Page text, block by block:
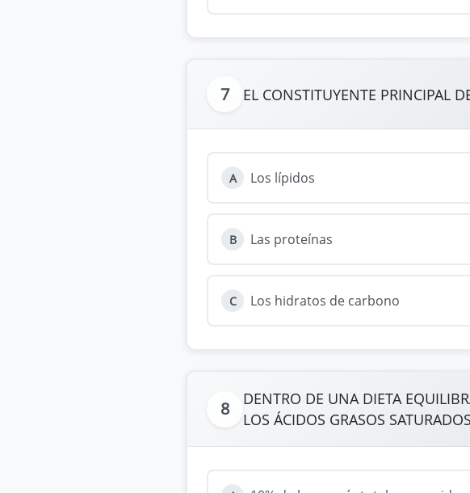
7 EL CONSTITUYENTE PRINCIPAL
A Los lípidos
B Las proteínas
C Los hidratos de carbono
8
DENTRO DE UNA DIETA
LOS ÁCIDOS GRASOS